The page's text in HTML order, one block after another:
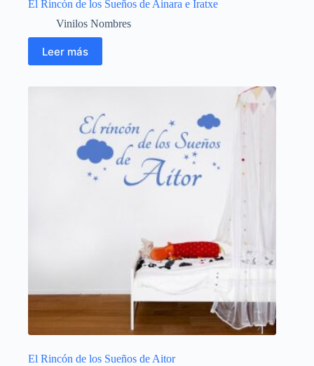
El Rincón de los Sueños de Ainara e Iratxe
Vinilos Nombres
Leer más
El Rincón de los Sueños de Aitor